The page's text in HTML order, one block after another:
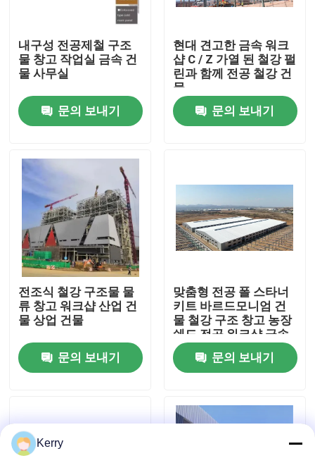
집
제품
공장 여행
품질 관리
연락주세요
인용문을 요구하세요
강철 구조물 건물
강철 구조물 작업장
내구성 전공제철 구조
물 창고 작업실 금속 건
물 사무실
문의 보내기
현대 견고한 금속 워크
샵 C / Z 가열 된 철강 펄
린과 함께 전공 철강 건
물
문의 보내기
전조식 철강 구조물 물
류 창고 워크샵 산업 건
물 상업 건물
문의 보내기
맞춤형 전공 폴 스타너
키트 바르드모니엄 건
물 철강 구조 창고 농장
쉐드 전공 워크샵 금속
건물
문의 보내기
Kerry